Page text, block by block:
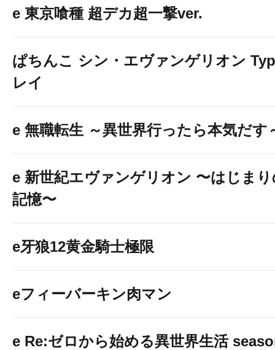
e 東京喰種 超デカ超一撃ver.
ぱちんこ シン・エヴァンゲリオン
レイ
e 無職転生 ～異世界行ったら本気だす
e 新世紀エヴァンゲリオン 〜はじま
記憶〜
e牙狼12黄金騎士極限
eフィーバーキン肉マン
e Re:ゼロから始める異世界生活